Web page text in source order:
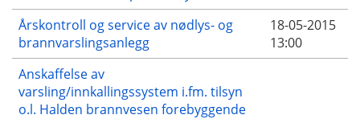
Årskontroll og service av nødlys- og
brannvarslingsanlegg
18-05-2015
13:00
Anskaffelse av
varsling/innkallingssystem i.fm. tilsyn
o.l. Halden brannvesen forebyggende